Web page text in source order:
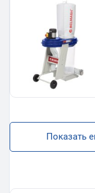
Показать